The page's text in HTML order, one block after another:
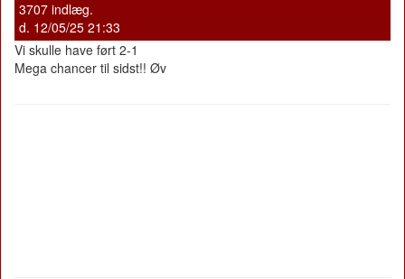
3707 indlæg.
d. 12/05/25 21:33
Vi skulle have ført 2-1
Mega chancer til sidst!! Øv